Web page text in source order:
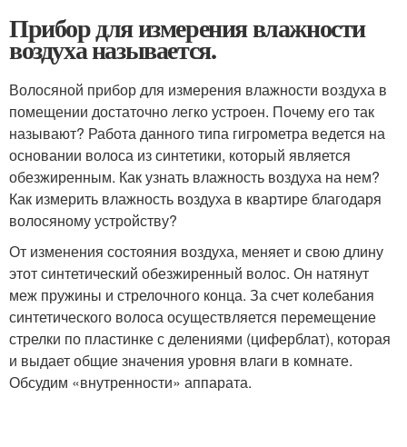
Прибор для измерения влажности
воздуха называется.
Волосяной прибор для измерения влажности воздуха в
помещении достаточно легко устроен. Почему его так
называют? Работа данного типа гигрометра ведется на
основании волоса из синтетики, который является
обезжиренным. Как узнать влажность воздуха на нем?
Как измерить влажность воздуха в квартире благодаря
волосяному устройству?
От изменения состояния воздуха, меняет и свою длину
этот синтетический обезжиренный волос. Он натянут
меж пружины и стрелочного конца. За счет колебания
синтетического волоса осуществляется перемещение
стрелки по пластинке с делениями (циферблат), которая
и выдает общие значения уровня влаги в комнате.
Обсудим «внутренности» аппарата.